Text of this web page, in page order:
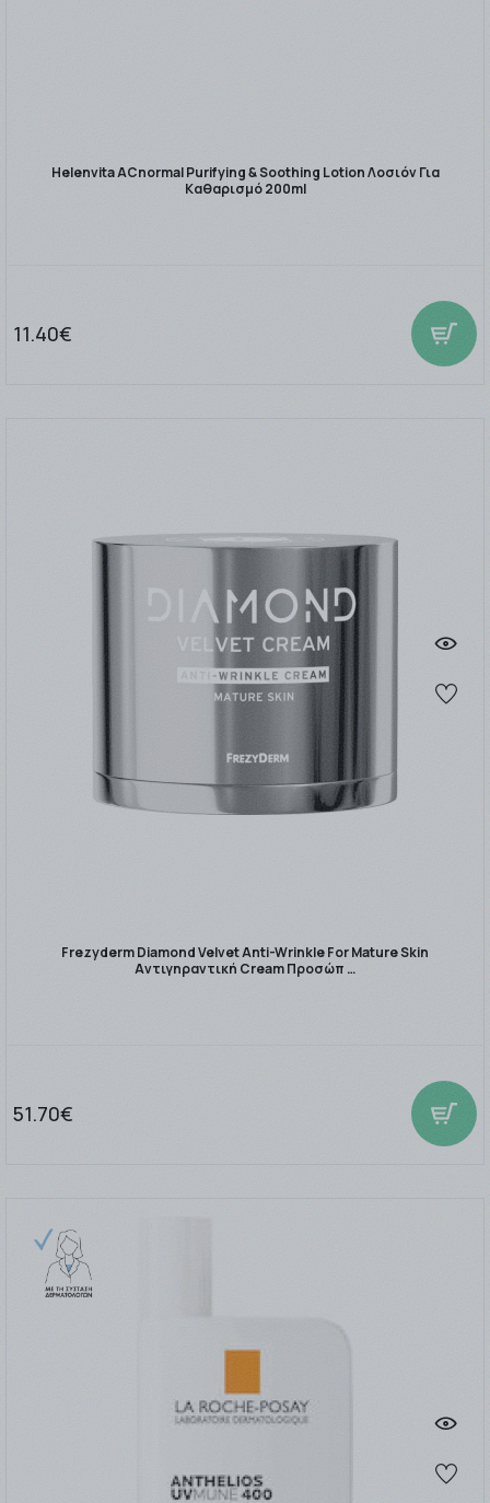
Helenvita ACnormal Purifying & Soothing Lotion Λοσιόν Για
Καθαρισμό 200ml
11.40€
Frezyderm Diamond Velvet Anti-Wrinkle For Mature Skin
Αντιγηραντική Cream Προσώπ …
51.70€